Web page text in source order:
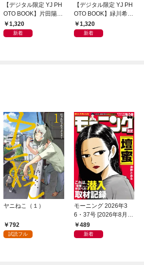
【デジタル限定 YJ PH
OTO BOOK】片田陽依
写真集「羽色日和」
1,320
新着
【デジタル限定 YJ PH
OTO BOOK】緑川希星
写真集「きらら、キラ
リ」
1,320
新着
ヤニねこ（１）
792
試読フル
モーニング 2026年3
6・37号 [2026年8月6
日発売]
489
新着